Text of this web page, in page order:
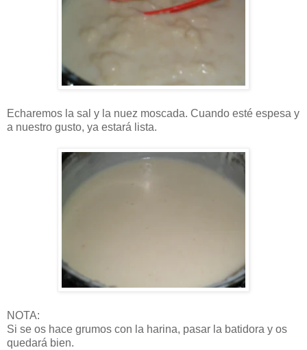
Echaremos la sal y la nuez moscada. Cuando esté espesa y
a nuestro gusto, ya estará lista.
NOTA:
Si se os hace grumos con la harina, pasar la batidora y os
quedará bien.